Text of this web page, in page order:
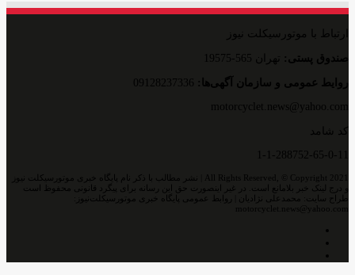
ارتباط با موتورسیکلت نیوز
صندوق پستی: تهران 565-19575
روایط عمومی و سازمان آگهی‌ها:
motorcyclet.news@yahoo.com
کد شامد
1-1-288752-65-0-11
All Rights Reserved, © Copyright 2021 | نشر مطالب با ذکر نام پایگاه خبری موتورسیکلت نیوز
و درج لینک خبر بلامانع است. در غیر اینصورت حق این رسانه برای پیگرد قانونی محفوظ است
طراح سایت: محمدعلی نژادیان | روابط عمومی پایگاه خبری موتورسیکلت‌نیوز:
motorcyclet.news@yahoo.com